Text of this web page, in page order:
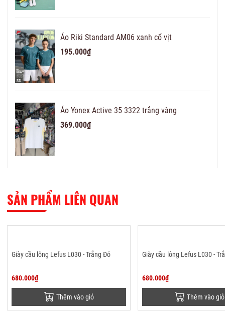
Áo Riki Standard AM06 xanh cổ vịt
195.000₫
Áo Yonex Active 35 3322 trắng vàng
369.000₫
SẢN PHẨM LIÊN QUAN
Giày cầu lông Lefus L030 - Trắng Đỏ
680.000₫
Thêm vào giỏ
Giày cầu lông Lefus L030 -
680.000₫
Thêm vào giỏ